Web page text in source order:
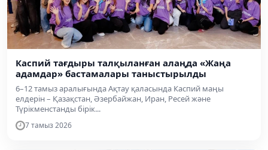
Каспий тағдыры талқыланған алаңда «Жаңа
адамдар» бастамалары таныстырылды
6–12 тамыз аралығында Ақтау қаласында Каспий маңы
елдерін – Қазақстан, Әзербайжан, Иран, Ресей және
Түрікменстанды бірік...
7 тамыз 2026